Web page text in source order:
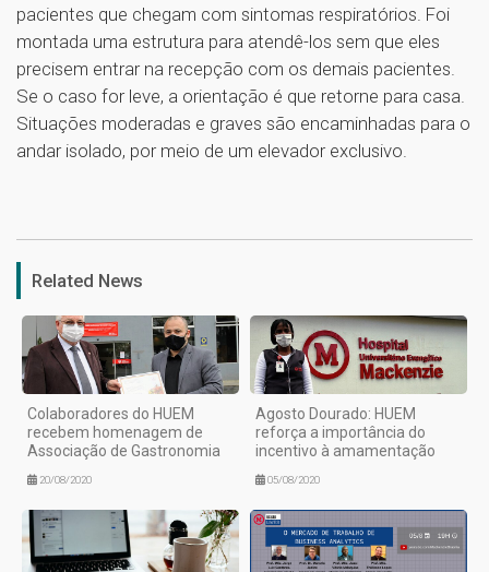
pacientes que chegam com sintomas respiratórios. Foi
montada uma estrutura para atendê-los sem que eles
precisem entrar na recepção com os demais pacientes.
Se o caso for leve, a orientação é que retorne para casa.
Situações moderadas e graves são encaminhadas para o
andar isolado, por meio de um elevador exclusivo.
Related News
Colaboradores do HUEM
recebem homenagem de
Associação de Gastronomia
20/08/2020
Agosto Dourado: HUEM
reforça a importância do
incentivo à amamentação
05/08/2020